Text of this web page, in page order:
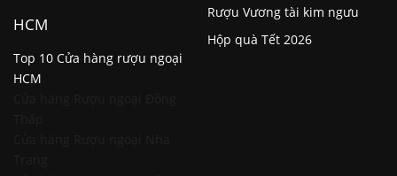
HCM
Top 10 Cửa hàng rượu ngoại
HCM
Rượu Vương tài kim ngưu
Hộp quà Tết 2026